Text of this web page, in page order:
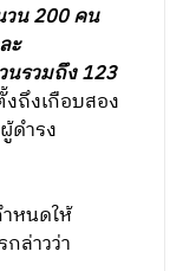
วน 200 คน
ะ
นรวมถึง 123
ถึงเกือบสอง
ดำรง
หนดให้
ล่าวว่า